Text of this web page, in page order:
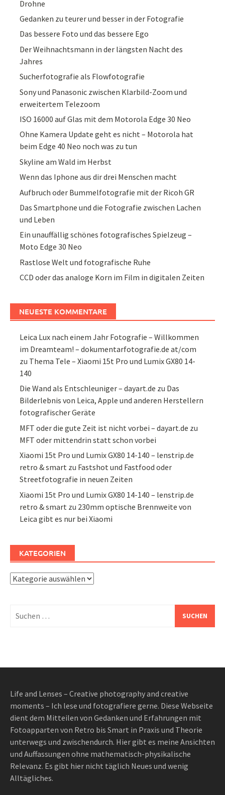
Drohne
Gedanken zu teurer und besser in der Fotografie
Das bessere Foto und das bessere Ego
Der Weihnachtsmann in der längsten Nacht des
Jahres
Sucherfotografie als Flowfotografie
Sony und Panasonic zwischen Klarbild-Zoom und
erweitertem Telezoom
ISO 16000 auf Glas mit dem Motorola Edge 30 Neo
Ohne Kamera Update geht es nicht – Motorola hat
beim Edge 40 Neo noch was zu tun
Skyline am Wald im Herbst
Wenn das Iphone aus dir drei Menschen macht
Aufbruch oder Bummelfotografie mit der Ricoh GR
Das Smartphone und die Fotografie zwischen Lachen
und Leben
Ein unauffällig schönes fotografisches Spielzeug –
Moto Edge 30 Neo
Rastlose Welt und fotografische Ruhe
CCD oder das analoge Korn im Film in digitalen Zeiten
NEUESTE KOMMENTARE
Leica Lux nach einem Jahr Fotografie – Willkommen
im Dreamteam! – dokumentarfotografie.de at/com
zu Thema Tele – Xiaomi 15t Pro und Lumix GX80 14-
140
Die Wand als Entschleuniger – dayart.de zu Das
Bilderlebnis von Leica, Apple und anderen Herstellern
fotografischer Geräte
MFT oder die gute Zeit ist nicht vorbei – dayart.de zu
MFT oder mittendrin statt schon vorbei
Xiaomi 15t Pro und Lumix GX80 14-140 – lenstrip.de
retro & smart zu Fastshot und Fastfood oder
Streetfotografie in neuen Zeiten
Xiaomi 15t Pro und Lumix GX80 14-140 – lenstrip.de
retro & smart zu 230mm optische Brennweite von
Leica gibt es nur bei Xiaomi
KATEGORIEN
Kategorien
nach:
Life and Lenses – Creative photography and creative
moments – Ich lese und fotografiere gerne. Diese Webseite
dient dem Mitteilen von Gedanken und Erfahrungen mit
Fotoapparten von Retro bis Smart in Praxis und Theorie
unterwegs und zwischendurch. Hier gibt es meine Ansichten
und Auffassungen ohne mathematisch-physikalische
Relevanz. Es gibt hier nicht täglich Neues und wenig
Alltägliches.